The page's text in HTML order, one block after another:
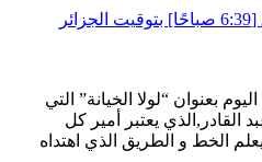
بعنوان “لولا الخيانة” التي
القادر,الذي يعتبر أمير كل
الخط و الطريق الذي اهتداه